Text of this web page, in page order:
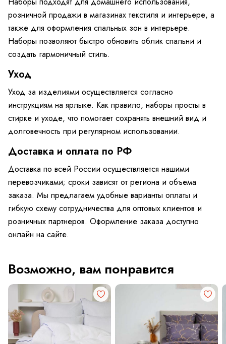
розничной продажи в магазинах текстиля и интерьере, а
также для оформления спальных зон в интерьере.
Наборы позволяют быстро обновить облик спальни и
создать гармоничный стиль.
Уход
Уход за изделиями осуществляется согласно
инструкциям на ярлыке. Как правило, наборы просты в
стирке и уходе, что помогает сохранять внешний вид и
долговечность при регулярном использовании.
Доставка и оплата по РФ
Доставка по всей России осуществляется нашими
перевозчиками; сроки зависят от региона и объема
заказа. Мы предлагаем удобные варианты оплаты и
гибкую схему сотрудничества для оптовых клиентов и
розничных партнеров. Оформление заказа доступно
онлайн на сайте.
Возможно, вам понравится